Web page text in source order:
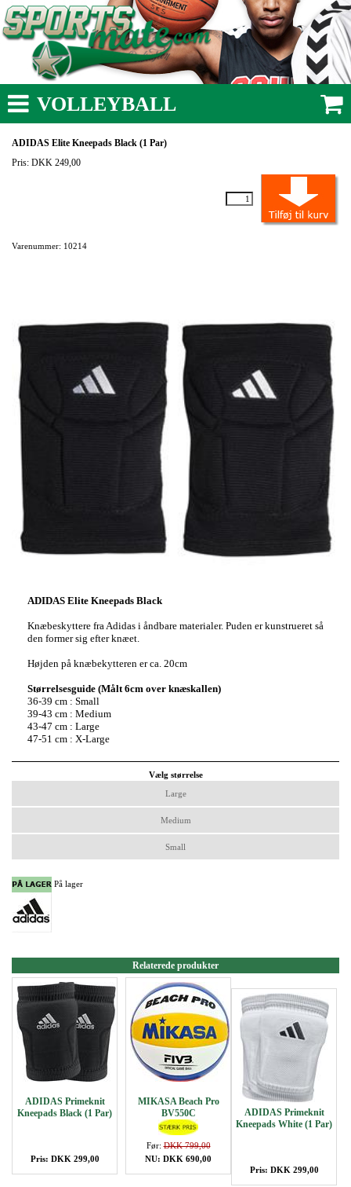
VOLLEYBALL
ADIDAS Elite Kneepads Black (1 Par)
Pris: DKK 249,00
Varenummer: 10214
ADIDAS Elite Kneepads Black
Knæbeskyttere fra Adidas i åndbare materialer. Puden er kunstrueret så
den former sig efter knæet.
Højden på knæbekytteren er ca. 20cm
Størrelsesguide (Målt 6cm over knæskallen)
36-39 cm : Small
39-43 cm : Medium
43-47 cm : Large
47-51 cm : X-Large
Vælg størrelse
Large
Medium
Small
På lager
Relaterede produkter
ADIDAS Primeknit
Kneepads Black (1 Par)
Pris: DKK 299,00
MIKASA Beach Pro
BV550C
Før:DKK 799,00
NU: DKK 690,00
ADIDAS Primeknit
Kneepads White (1 Par)
Pris: DKK 299,00